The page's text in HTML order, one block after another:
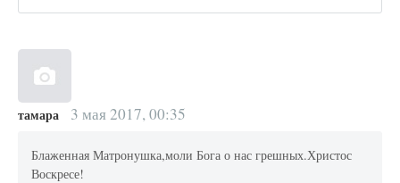
тамара 3 мая 2017, 00:35
Блаженная Матронушка,моли Бога о нас грешных.Христос
Воскресе!